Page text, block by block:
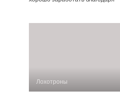
Лохотроны